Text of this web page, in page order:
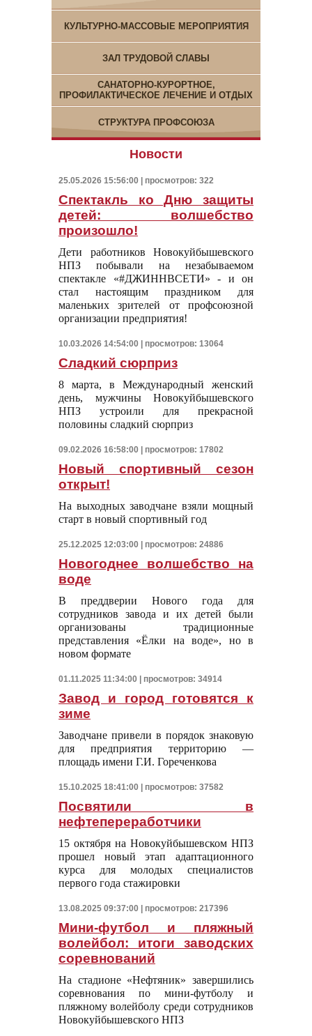
КУЛЬТУРНО-МАССОВЫЕ МЕРОПРИЯТИЯ
ЗАЛ ТРУДОВОЙ СЛАВЫ
САНАТОРНО-КУРОРТНОЕ,
ПРОФИЛАКТИЧЕСКОЕ ЛЕЧЕНИЕ И ОТДЫХ
СТРУКТУРА ПРОФСОЮЗА
Новости
25.05.2026 15:56:00 | просмотров: 322
Спектакль ко Дню защиты
детей: волшебство
произошло!
Дети работников Новокуйбышевского
НПЗ побывали на незабываемом
спектакле «#ДЖИННВСЕТИ» - и он
стал настоящим праздником для
маленьких зрителей от профсоюзной
организации предприятия!
10.03.2026 14:54:00 | просмотров: 13064
Сладкий сюрприз
8 марта, в Международный женский
день, мужчины Новокуйбышевского
НПЗ устроили для прекрасной
половины сладкий сюрприз
09.02.2026 16:58:00 | просмотров: 17802
Новый спортивный сезон
открыт!
На выходных заводчане взяли мощный
старт в новый спортивный год
25.12.2025 12:03:00 | просмотров: 24886
Новогоднее волшебство на
воде
В преддверии Нового года для
сотрудников завода и их детей были
организованы традиционные
представления «Ёлки на воде», но в
новом формате
01.11.2025 11:34:00 | просмотров: 34914
Завод и город готовятся к
зиме
Заводчане привели в порядок знаковую
для предприятия территорию —
площадь имени Г.И. Гореченкова
15.10.2025 18:41:00 | просмотров: 37582
Посвятили в
нефтепереработчики
15 октября на Новокуйбышевском НПЗ
прошел новый этап адаптационного
курса для молодых специалистов
первого года стажировки
13.08.2025 09:37:00 | просмотров: 217396
Мини-футбол и пляжный
волейбол: итоги заводских
соревнований
На стадионе «Нефтяник» завершились
соревнования по мини-футболу и
пляжному волейболу среди сотрудников
Новокуйбышевского НПЗ